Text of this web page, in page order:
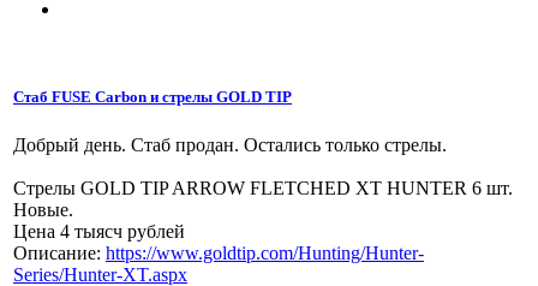
Стаб FUSE Carbon и стрелы GOLD TIP
Добрый день. Стаб продан. Остались только стрелы.
Стрелы GOLD TIP ARROW FLETCHED XT HUNTER 6 шт.
Новые.
Цена 4 тыясч рублей
Описание: https://www.goldtip.com/Hunting/Hunter-
Series/Hunter-XT.aspx